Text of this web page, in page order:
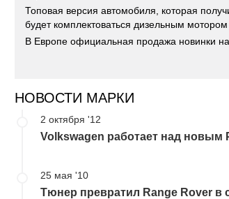
Топовая версия автомобиля, которая
будет комплектоваться дизельным
В Европе официальная продажа новинки
НОВОСТИ МАРКИ
2 октября '12
Volkswagen работает над новым
25 мая '10
Тюнер превратил Range Rover в